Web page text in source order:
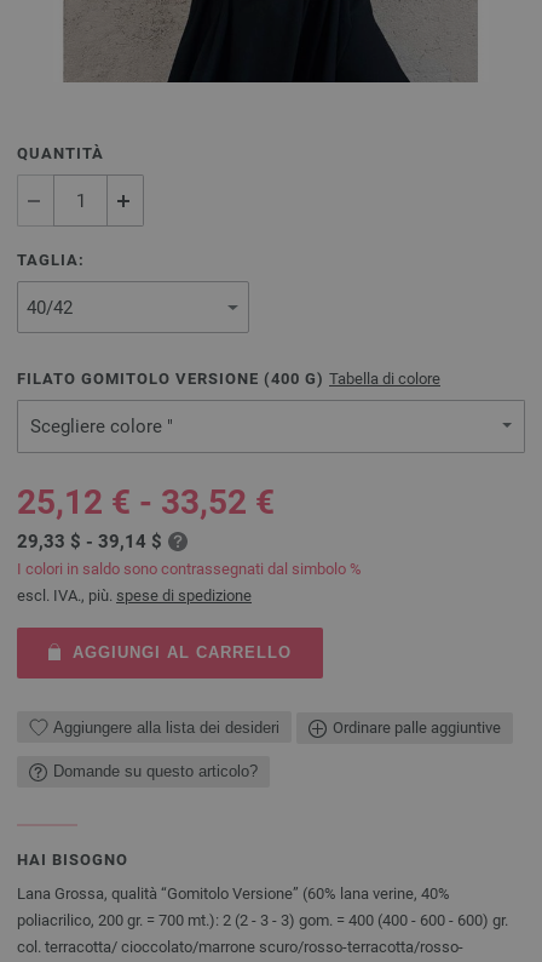
QUANTITÀ
TAGLIA:
FILATO GOMITOLO VERSIONE (400 G) Tabella di colore
Scegliere colore "
25,12 € - 33,52 €
29,33 $ - 39,14 $
I colori in saldo sono contrassegnati dal simbolo %
escl. IVA., più. spese di spedizione
AGGIUNGI AL CARRELLO
Aggiungere alla lista dei desideri Ordinare palle aggiuntive
Domande su questo articolo?
HAI BISOGNO
Lana Grossa, qualità “Gomitolo Versione” (60% lana verine, 40%
poliacrilico, 200 gr. = 700 mt.): 2 (2 - 3 - 3) gom. = 400 (400 - 600 - 600) gr.
col. terracotta/ cioccolato/marrone scuro/rosso-terracotta/rosso-